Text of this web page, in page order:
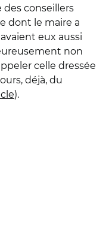
conseillers
dont le maire a
eux aussi
non
celle dressée
déjà, du
).